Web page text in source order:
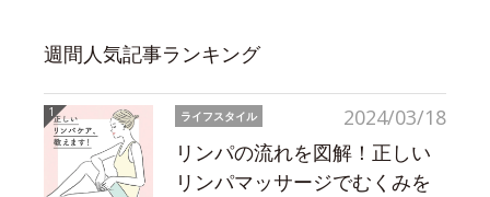
週間人気記事ランキング
2024/03/18
ライフスタイル
リンパの流れを図解！正しい
リンパマッサージでむくみを